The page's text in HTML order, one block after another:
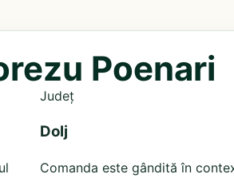
Poenari
Județ
Dolj
Comanda este gândită în